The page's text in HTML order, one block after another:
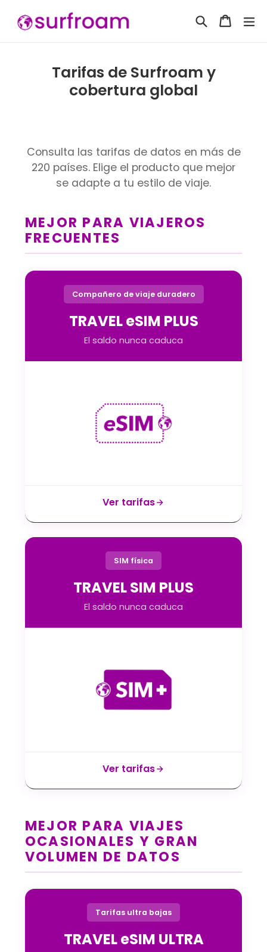
directamente
Buscar Carrito
Carrito
Tarifas de Surfroam y
cobertura global
Consulta las tarifas de datos en más de
220 países. Elige el producto que mejor
se adapte a tu estilo de viaje.
MEJOR PARA VIAJEROS
FRECUENTES
Compañero de viaje duradero
TRAVEL eSIM PLUS
El saldo nunca caduca
Ver tarifas
SIM física
TRAVEL SIM PLUS
El saldo nunca caduca
Ver tarifas
MEJOR PARA VIAJES
OCASIONALES Y GRAN
VOLUMEN DE DATOS
Tarifas ultra bajas
TRAVEL eSIM ULTRA